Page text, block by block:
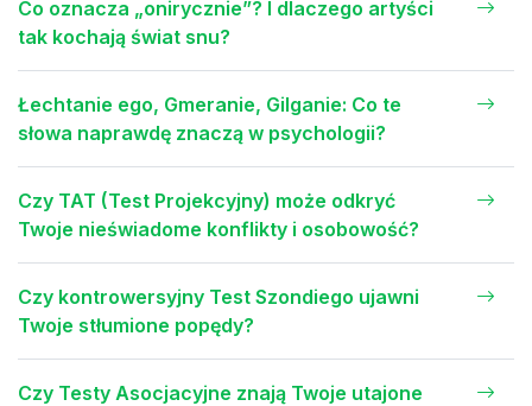
Co oznacza „onirycznie”? I dlaczego artyści
tak kochają świat snu?
Łechtanie ego, Gmeranie, Gilganie: Co te
słowa naprawdę znaczą w psychologii?
Czy TAT (Test Projekcyjny) może odkryć
Twoje nieświadome konflikty i osobowość?
Czy kontrowersyjny Test Szondiego ujawni
Twoje stłumione popędy?
Czy Testy Asocjacyjne znają Twoje utajone